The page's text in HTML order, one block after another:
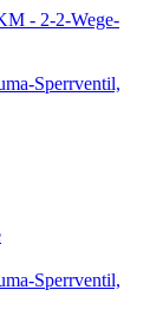
- 2-2-Wege-
Sperrventil,
Sperrventil,